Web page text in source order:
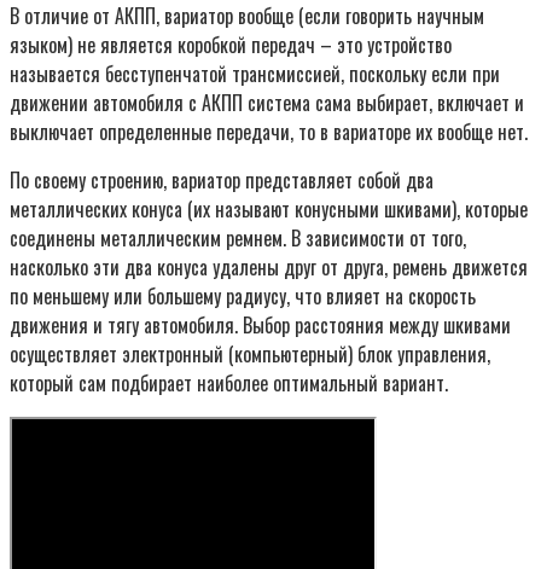
В отличие от АКПП, вариатор вообще (если говорить научным
языком) не является коробкой передач – это устройство
называется бесступенчатой трансмиссией, поскольку если при
движении автомобиля с АКПП система сама выбирает, включает и
выключает определенные передачи, то в вариаторе их вообще нет.
По своему строению, вариатор представляет собой два
металлических конуса (их называют конусными шкивами), которые
соединены металлическим ремнем. В зависимости от того,
насколько эти два конуса удалены друг от друга, ремень движется
по меньшему или большему радиусу, что влияет на скорость
движения и тягу автомобиля. Выбор расстояния между шкивами
осуществляет электронный (компьютерный) блок управления,
который сам подбирает наиболее оптимальный вариант.